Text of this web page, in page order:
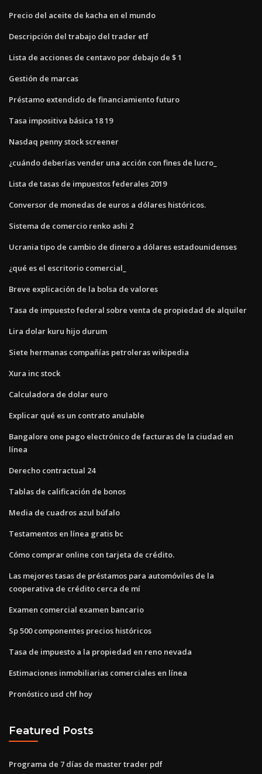
Precio del aceite de kacha en el mundo
Descripción del trabajo del trader etf
Lista de acciones de centavo por debajo de $ 1
Gestión de marcas
Préstamo extendido de financiamiento futuro
Tasa impositiva básica 18 19
Nasdaq penny stock screener
¿cuándo deberías vender una acción con fines de lucro_
Lista de tasas de impuestos federales 2019
Conversor de monedas de euros a dólares históricos.
Sistema de comercio renko ashi 2
Ucrania tipo de cambio de dinero a dólares estadounidenses
¿qué es el escritorio comercial_
Breve explicación de la bolsa de valores
Tasa de impuesto federal sobre venta de propiedad de alquiler
Lira dolar kuru hijo durum
Siete hermanas compañías petroleras wikipedia
Xura inc stock
Calculadora de dolar euro
Explicar qué es un contrato anulable
Bangalore one pago electrónico de facturas de la ciudad en
línea
Derecho contractual 24
Tablas de calificación de bonos
Media de cuadros azul búfalo
Testamentos en línea gratis bc
Cómo comprar online con tarjeta de crédito.
Las mejores tasas de préstamos para automóviles de la
cooperativa de crédito cerca de mí
Examen comercial examen bancario
Sp 500 componentes precios históricos
Tasa de impuesto a la propiedad en reno nevada
Estimaciones inmobiliarias comerciales en línea
Pronóstico usd chf hoy
Featured Posts
Programa de 7 días de master trader pdf